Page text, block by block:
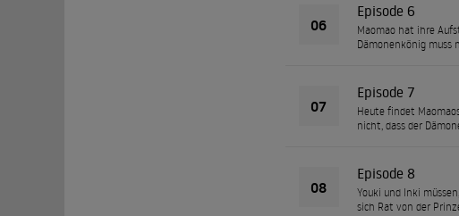
06
Episode 6
Maomao hat ihre
Dämonenkönig muss
07
Episode 7
Heute findet
nicht, dass der
08
Episode 8
Youki und Inki
sich Rat von der